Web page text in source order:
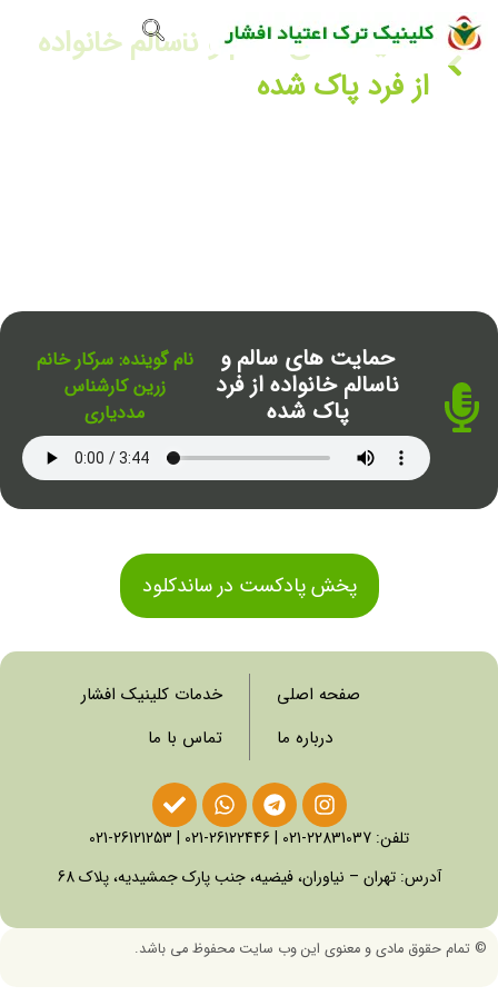
حمایت های سالم و ناسالم خانواده
از فرد پاک شده
حمایت های سالم و
ناسالم خانواده از فرد
پاک شده
نام گوینده: سرکار خانم
زرین کارشناس
مددیاری
پخش پادکست در ساندکلود
صفحه اصلی
خدمات کلینیک افشار
درباره ما
تماس با ما
تلفن: 22831037-021
|
26122446-021
|
26121253-021
آدرس: تهران – نیاوران، فیضیه، جنب پارک جمشیدیه، پلاک 68
© تمام حقوق مادی و معنوی این وب سایت محفوظ می باشد.